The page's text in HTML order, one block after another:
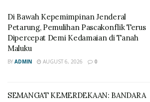
Di Bawah Kepemimpinan Jenderal
Petarung, Pemulihan Pascakonflik Terus
Dipercepat Demi Kedamaian di Tanah
Maluku
BY ADMIN AUGUST 6, 2026 0
SEMANGAT KEMERDEKAAN: BANDARA